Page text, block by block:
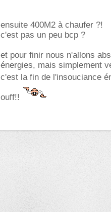
ensuite 400M2 à chaufer ?!
c'est pas un peu bcp ?
et pour finir nous n'allons
énergies, mais simplement
c'est la fin de l'insouciance
ouff!!